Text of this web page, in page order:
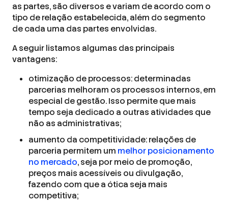
as partes, são diversos e variam de acordo com o
tipo de relação estabelecida, além do segmento
de cada uma das partes envolvidas.
A seguir listamos algumas das principais
vantagens:
otimização de processos: determinadas
parcerias melhoram os processos internos, em
especial de gestão. Isso permite que mais
tempo seja dedicado a outras atividades que
não as administrativas;
aumento da competitividade: relações de
parceria permitem um melhor posicionamento
no mercado, seja por meio de promoção,
preços mais acessíveis ou divulgação,
fazendo com que a ótica seja mais
competitiva;